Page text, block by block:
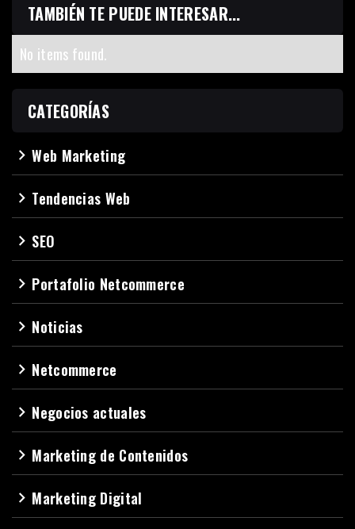
TAMBIÉN TE PUEDE INTERESAR...
No items found.
CATEGORÍAS
navigate_nextWeb Marketing
navigate_next Tendencias Web
navigate_next SEO
navigate_next Portafolio Netcommerce
navigate_next Noticias
navigate_next Netcommerce
navigate_next Negocios actuales
navigate_next Marketing de Contenidos
navigate_next Marketing Digital